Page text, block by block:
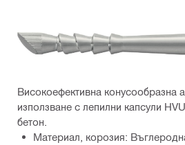
Високоефективна конусообразна
използване с лепилни капсули
бетон.
Материал, корозия: